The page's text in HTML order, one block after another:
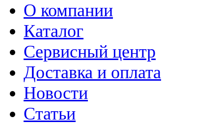
О компании
Каталог
Сервисный центр
Доставка и оплата
Новости
Статьи